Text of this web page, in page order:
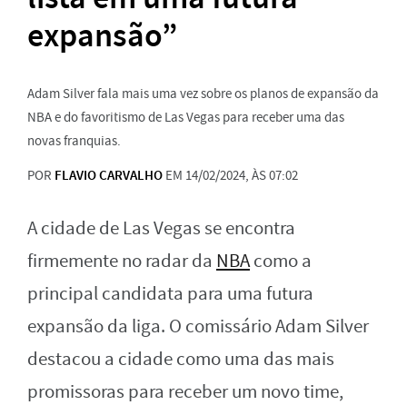
expansão”
Adam Silver fala mais uma vez sobre os planos de expansão da
NBA e do favoritismo de Las Vegas para receber uma das
novas franquias.
POR FLAVIO CARVALHO EM 14/02/2024, ÀS 07:02
A cidade de Las Vegas se encontra
firmemente no radar da NBAcomo a
principal candidata para uma futura
expansão da liga. O comissário Adam Silver
destacou a cidade como uma das mais
promissoras para receber um novo time,